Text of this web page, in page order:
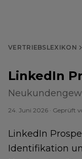
VERTRIEBSLEXIKON
LinkedIn
24. Juni 2026 · Geprüft
LinkedIn
Identifikation